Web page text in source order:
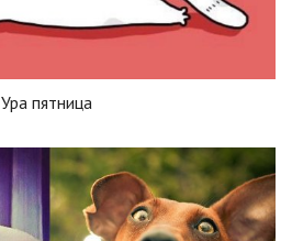
Ура пятница